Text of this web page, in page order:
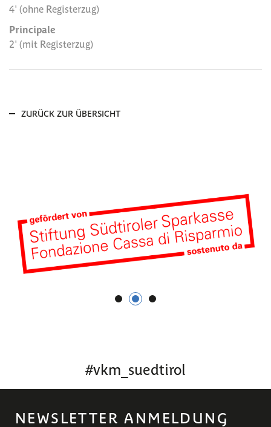
4' (ohne Registerzug)
Principale
2' (mit Registerzug)
ZURÜCK ZUR ÜBERSICHT
1 2 3
#vkm_suedtirol
NEWSLETTER ANMELDUNG